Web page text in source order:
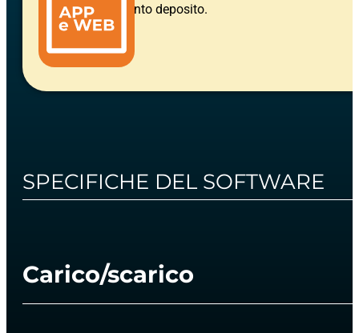
della merce in conto deposito.
SPECIFICHE DEL SOFTWARE
Carico/scarico